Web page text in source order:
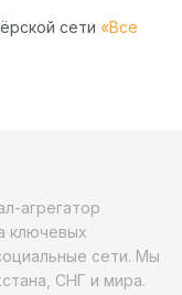
сети «Все
агрегатор
ключевых
сети. Мы
СНГ и мира.